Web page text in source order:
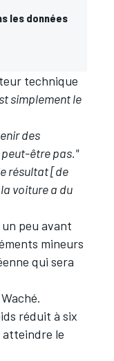
les données
technique
simplement le
des
être pas."
résultat [de
voiture a du
peu avant
mineurs
qui sera
réduit à six
atteindre le